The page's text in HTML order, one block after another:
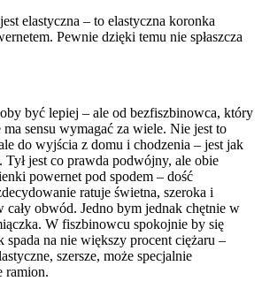
elastyczna – to elastyczna koronka
Pewnie dzięki temu nie spłaszcza
być lepiej – ale od bezfiszbinowca, który
sensu wymagać za wiele. Nie jest to
do wyjścia z domu i chodzenia – jest jak
Tył jest co prawda podwójny, ale obie
powernet pod spodem – dość
ratuje świetna, szeroka i
cały obwód. Jedno bym jednak chętnie w
W fiszbinowcu spokojnie by się
spada na nie większy procent ciężaru –
szersze, może specjalnie
ramion.